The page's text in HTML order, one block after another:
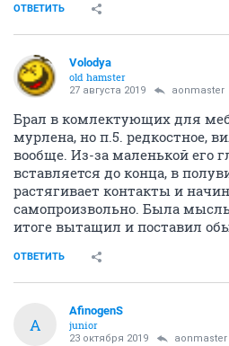
ОТВЕТИТЬ
Volodya
old hamster
27 августа 2019 aonmaster
Брал в комлектующих для
мурлена, но п.5. редкостное,
вообще. Из-за маленькой его
вставляется до конца, в
растягивает контакты и
самопроизвольно. Была
итоге вытащил и поставил
ОТВЕТИТЬ
A
AfinogenS
junior
23 октября 2019 aonmaster